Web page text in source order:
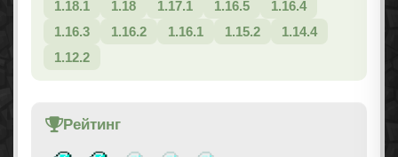
1.18.1
1.18 1.17.1 1.16.5
1.16.4
1.16.3
1.16.2 1.16.1 1.15.2
1.14.4
1.12.2
Рейтинг